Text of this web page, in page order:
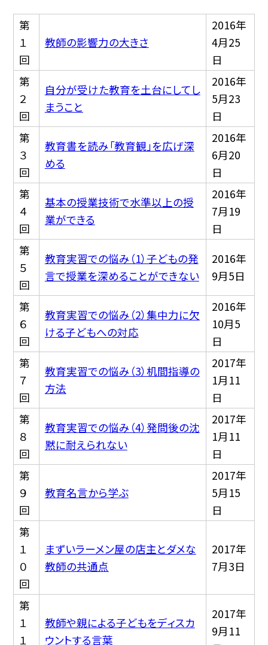
第
１
回
教師の影響力の大きさ
2016年
4月25
日
第
２
回
自分が受けた教育を土台にしてし
まうこと
2016年
5月23
日
第
３
回
教育書を読み「教育観」を広げ深
める
2016年
6月20
日
第
４
回
基本の授業技術で水準以上の授
業ができる
2016年
7月19
日
第
５
回
教育実習での悩み（1）子どもの発
言で授業を深めることができない
2016年
9月5日
第
６
回
教育実習での悩み（2）集中力に欠
ける子どもへの対応
2016年
10月5
日
第
７
回
教育実習での悩み（3）机間指導の
方法
2017年
1月11
日
第
８
回
教育実習での悩み（4）発問後の沈
黙に耐えられない
2017年
1月11
日
第
９
回
教育名言から学ぶ
2017年
5月15
日
第
１
０
回
まずいラーメン屋の店主とダメな
教師の共通点
2017年
7月3日
第
１
１
教師や親による子どもをディスカ
ウントする言葉
2017年
9月11